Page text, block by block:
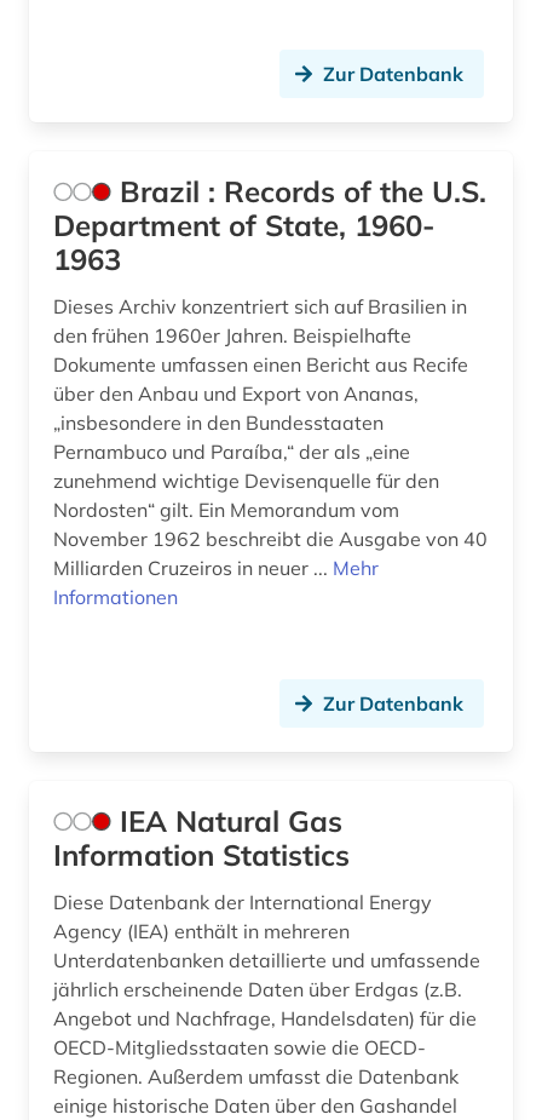
Zur Datenbank
Brazil : Records of the U.S.
Department of State, 1960-
1963
Dieses Archiv konzentriert sich auf Brasilien in
den frühen 1960er Jahren. Beispielhafte
Dokumente umfassen einen Bericht aus Recife
über den Anbau und Export von Ananas,
„insbesondere in den Bundesstaaten
Pernambuco und Paraíba,“ der als „eine
zunehmend wichtige Devisenquelle für den
Nordosten“ gilt. Ein Memorandum vom
November 1962 beschreibt die Ausgabe von 40
Milliarden Cruzeiros in neuer ... Mehr
Informationen
Zur Datenbank
IEA Natural Gas
Information Statistics
Diese Datenbank der International Energy
Agency (IEA) enthält in mehreren
Unterdatenbanken detaillierte und umfassende
jährlich erscheinende Daten über Erdgas (z.B.
Angebot und Nachfrage, Handelsdaten) für die
OECD-Mitgliedsstaaten sowie die OECD-
Regionen. Außerdem umfasst die Datenbank
einige historische Daten über den Gashandel